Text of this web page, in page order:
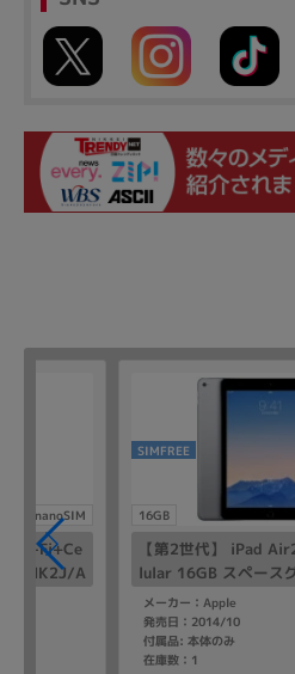
nanoSIM
Wi-Fi+Ce
A
16GB
SIMFREE
【第2世代】 iPad
lular 16GB スペース
U2LL/A A1567 【海
ー】
メーカー：Apple
発売日：2014/10
付属品: 本体のみ
在庫数：1